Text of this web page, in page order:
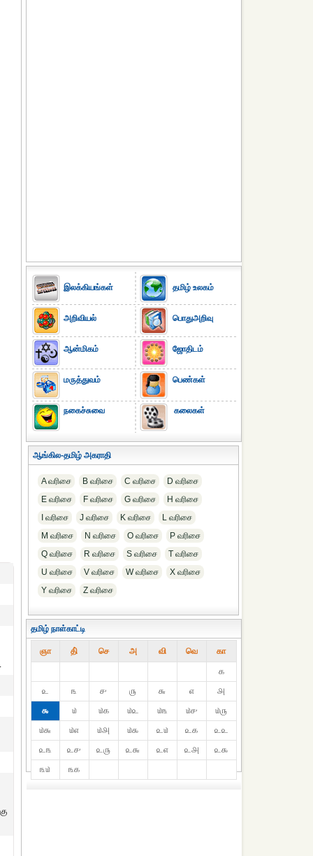
இலக்கியங்கள்
அறிவியல்
ஆன்மிகம்
மருத்துவம்
நகைச்சுவை
தமிழ் உலகம்
பொதுஅறிவு
ஜோதிடம்
பெண்கள்
கலைகள்
ஆங்கில-தமிழ் அகராதி
A வரிசை B வரிசை C வரிசை
D வரிசை
E வரிசை
F வரிசை G வரிசை
H வரிசை
I வரிசை
J வரிசை K வரிசை
L வரிசை
M வரிசை
N வரிசை O வரிசை
P வரிசை
Q வரிசை
R வரிசை S வரிசை
T வரிசை
U வரிசை
V வரிசை W வரிசை
X வரிசை
Y வரிசை
Z வரிசை
தமிழ் நாள்காட்டி
ஞா தி் செ அ வி வெ கா
௧
௨
௩ ௪ ௫ ௬ ௭
௮
௯
௰ ௰௧ ௰௨ ௰௩ ௰௪
௰௫
௰௬
௰௭ ௰௮ ௰௯ ௨௰ ௨௧
௨௨
௨௩
௨௪ ௨௫ ௨௬ ௨௭ ௨௮
௨௯
௩௰
௩௧